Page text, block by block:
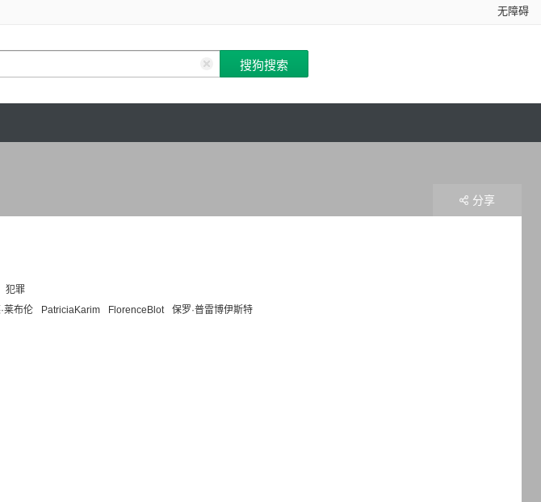
无障碍
犯罪
莱布伦 PatriciaKarim FlorenceBlot 保罗·普雷博伊斯特
分享